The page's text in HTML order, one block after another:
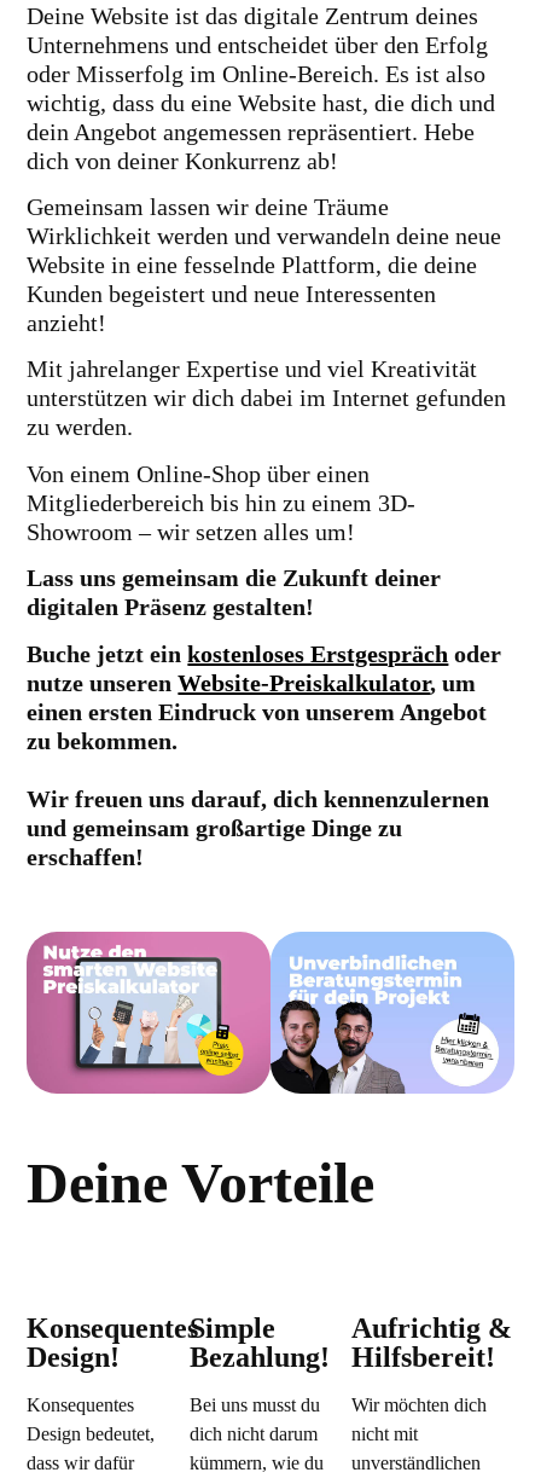
Deine Website ist das digitale Zentrum deines
Unternehmens und entscheidet über den Erfolg
oder Misserfolg im Online-Bereich. Es ist also
wichtig, dass du eine Website hast, die dich und
dein Angebot angemessen repräsentiert. Hebe
dich von deiner Konkurrenz ab!
Gemeinsam lassen wir deine Träume
Wirklichkeit werden und verwandeln deine neue
Website in eine fesselnde Plattform, die deine
Kunden begeistert und neue Interessenten
anzieht!
Mit jahrelanger Expertise und viel Kreativität
unterstützen wir dich dabei im Internet gefunden
zu werden.
Von einem Online-Shop über einen
Mitgliederbereich bis hin zu einem 3D-
Showroom – wir setzen alles um!
Lass uns gemeinsam die Zukunft deiner
digitalen Präsenz gestalten!
Buche jetzt einkostenloses Erstgespräch oder
nutze unserenWebsite-Preiskalkulator, um
einen ersten Eindruck von unserem Angebot
zu bekommen.
Wir freuen uns darauf, dich kennenzulernen
und gemeinsam großartige Dinge zu
erschaffen!
Deine Vorteile
Konsequentes
Design!
Konsequentes
Design bedeutet,
dass wir dafür
Simple
Bezahlung!
Bei uns musst du
dich nicht darum
kümmern, wie du
Aufrichtig &
Hilfsbereit!
Wir möchten dich
nicht mit
unverständlichen